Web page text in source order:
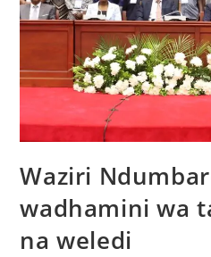
Waziri
wadhamini wa
na weledi